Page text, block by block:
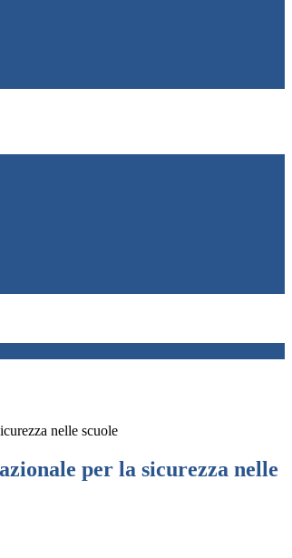
nelle scuole
per la sicurezza nelle